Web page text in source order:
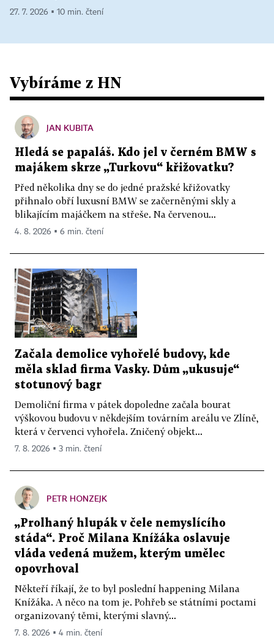
27. 7. 2026 ▪ 10 min. čtení
Vybíráme z HN
JAN KUBITA
Hledá se papaláš. Kdo jel v černém BMW s
majákem skrze „Turkovu“ křižovatku?
Před několika dny se do jedné pražské křižovatky
přihnalo obří luxusní BMW se začerněnými skly a
blikajícím majáčkem na střeše. Na červenou...
4. 8. 2026 ▪ 6 min. čtení
Začala demolice vyhořelé budovy, kde
měla sklad firma Vasky. Dům „ukusuje“
stotunový bagr
Demoliční firma v pátek dopoledne začala bourat
výškovou budovu v někdejším továrním areálu ve Zlíně,
která v červenci vyhořela. Zničený objekt...
7. 8. 2026 ▪ 3 min. čtení
PETR HONZEJK
„Prolhaný hlupák v čele nemyslícího
stáda“. Proč Milana Knížáka oslavuje
vláda vedená mužem, kterým umělec
opovrhoval
Někteří říkají, že to byl poslední happening Milana
Knížáka. A něco na tom je. Pohřeb se státními poctami
organizovaný těmi, kterými slavný...
7. 8. 2026 ▪ 4 min. čtení